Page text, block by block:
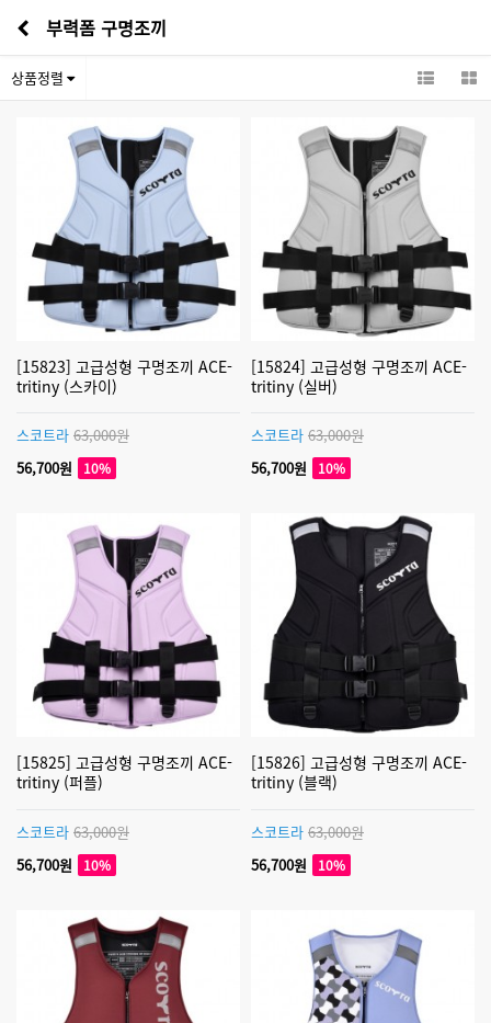
부력폼 구명조끼
상품정렬
[15823] 고급성형 구명조끼 ACE-
tritiny (스카이)
스코트라 63,000원
56,700원
10%
[15824] 고급성형 구명조끼 ACE-
tritiny (실버)
스코트라 63,000원
56,700원
10%
[15825] 고급성형 구명조끼 ACE-
tritiny (퍼플)
스코트라 63,000원
56,700원
10%
[15826] 고급성형 구명조끼 ACE-
tritiny (블랙)
스코트라 63,000원
56,700원
10%